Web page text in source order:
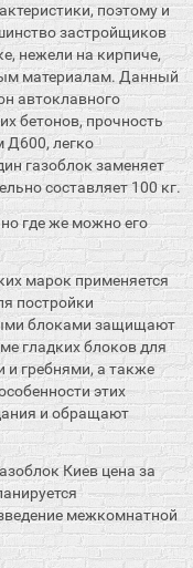
поэтому и
застройщиков
нежели на кирпиче,
материалам. Данный
автоклавного
бетонов, прочность
Д600, легко
газоблок заменяет
составляет 100 кг.
где же можно его
марок применяется
постройки
блоками защищают
гладких блоков для
и гребнями, а также
этих
и обращают
Киев цена за
межкомнатной